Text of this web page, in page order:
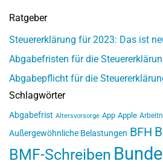
Ratgeber
Steuererklärung für 2023: Das ist
Abgabefristen für die
Abgabepflicht für die
Schlagwörter
Abgabefrist Altersvorsorge App Apple
Außergewöhnliche Belastungen BFH
BMF-Schreiben